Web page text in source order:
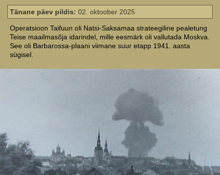
Tänane päev pildis: 02. oktoober 2025
Operatsioon Taifuun oli Natsi-Saksamaa strateegiline pealetung
Teise maailmasõja idarindel, mille eesmärk oli vallutada Moskva.
See oli Barbarossa-plaani viimane suur etapp 1941. aasta
sügisel.